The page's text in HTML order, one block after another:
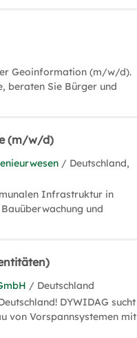
Geoinformation (m/w/d).
beraten Sie Bürger und
(m/w/d)
/ Deutschland,
Infrastruktur in
und
/ Deutschland
DYWIDAG sucht
von Vorspannsystemen mit